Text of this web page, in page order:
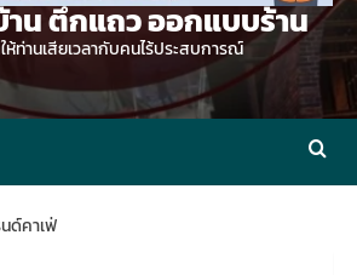
าน ตึกแถว ออกแบบร้าน
ให้ท่านเสียเวลากับคนไร้ประสบการณ์
นด์คาเฟ่